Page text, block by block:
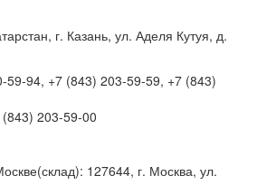
г. Казань, ул. Аделя Кутуя, д.
94, +7 (843) 203-59-59, +7 (843)
203-59-00
127644, г. Москва, ул.